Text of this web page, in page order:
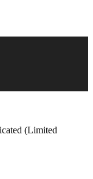
(Limited